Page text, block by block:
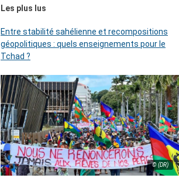
Les plus lus
Entre stabilité sahélienne et recompositions
géopolitiques : quels enseignements pour le
Tchad ?
© (DR)